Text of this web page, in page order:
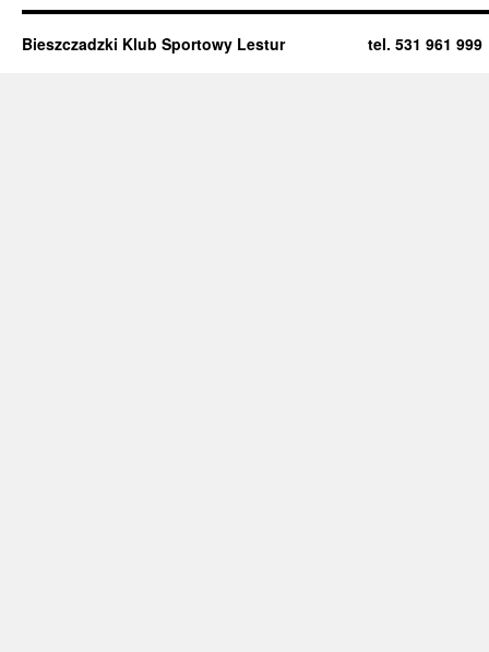
Bieszczadzki Klub Sportowy Lestur tel. 531 961 999